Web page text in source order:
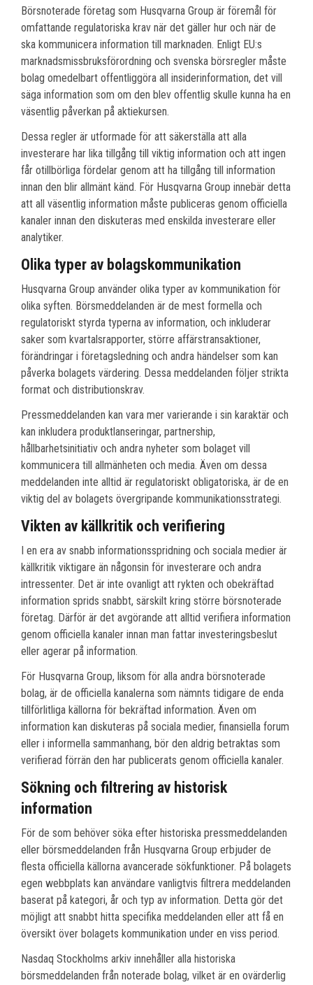
Börsnoterade företag som Husqvarna Group är föremål för
omfattande regulatoriska krav när det gäller hur och när de
ska kommunicera information till marknaden. Enligt EU:s
marknadsmissbruksförordning och svenska börsregler måste
bolag omedelbart offentliggöra all insiderinformation, det vill
säga information som om den blev offentlig skulle kunna ha en
väsentlig påverkan på aktiekursen.
Dessa regler är utformade för att säkerställa att alla
investerare har lika tillgång till viktig information och att ingen
får otillbörliga fördelar genom att ha tillgång till information
innan den blir allmänt känd. För Husqvarna Group innebär detta
att all väsentlig information måste publiceras genom officiella
kanaler innan den diskuteras med enskilda investerare eller
analytiker.
Olika typer av bolagskommunikation
Husqvarna Group använder olika typer av kommunikation för
olika syften. Börsmeddelanden är de mest formella och
regulatoriskt styrda typerna av information, och inkluderar
saker som kvartalsrapporter, större affärstransaktioner,
förändringar i företagsledning och andra händelser som kan
påverka bolagets värdering. Dessa meddelanden följer strikta
format och distributionskrav.
Pressmeddelanden kan vara mer varierande i sin karaktär och
kan inkludera produktlanseringar, partnership,
hållbarhetsinitiativ och andra nyheter som bolaget vill
kommunicera till allmänheten och media. Även om dessa
meddelanden inte alltid är regulatoriskt obligatoriska, är de en
viktig del av bolagets övergripande kommunikationsstrategi.
Vikten av källkritik och verifiering
I en era av snabb informationsspridning och sociala medier är
källkritik viktigare än någonsin för investerare och andra
intressenter. Det är inte ovanligt att rykten och obekräftad
information sprids snabbt, särskilt kring större börsnoterade
företag. Därför är det avgörande att alltid verifiera information
genom officiella kanaler innan man fattar investeringsbeslut
eller agerar på information.
För Husqvarna Group, liksom för alla andra börsnoterade
bolag, är de officiella kanalerna som nämnts tidigare de enda
tillförlitliga källorna för bekräftad information. Även om
information kan diskuteras på sociala medier, finansiella forum
eller i informella sammanhang, bör den aldrig betraktas som
verifierad förrän den har publicerats genom officiella kanaler.
Sökning och filtrering av historisk
information
För de som behöver söka efter historiska pressmeddelanden
eller börsmeddelanden från Husqvarna Group erbjuder de
flesta officiella källorna avancerade sökfunktioner. På bolagets
egen webbplats kan användare vanligtvis filtrera meddelanden
baserat på kategori, år och typ av information. Detta gör det
möjligt att snabbt hitta specifika meddelanden eller att få en
översikt över bolagets kommunikation under en viss period.
Nasdaq Stockholms arkiv innehåller alla historiska
börsmeddelanden från noterade bolag, vilket är en ovärderlig